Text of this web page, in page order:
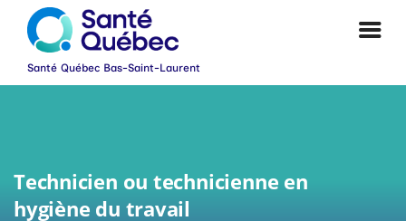
Technicien ou technicienne en
hygiène du travail